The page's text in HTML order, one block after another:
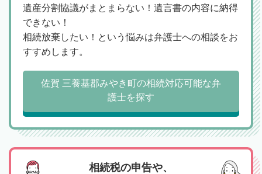
遺産分割協議がまとまらない！遺言書の内容に納得
できない！
相続放棄したい！という悩みは弁護士への相談をお
すすめします。
佐賀 三養基郡みやき町の相続対応可能な弁
護士を探す
相続税の申告や、